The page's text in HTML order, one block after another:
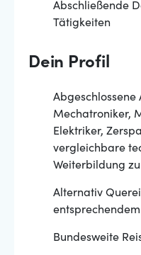
Abschließende
Tätigkeiten
Dein Profil
Abgeschlossene
Mechatroniker,
Elektriker,
vergleichbare
Weiterbildung
Alternativ
Bundesweite